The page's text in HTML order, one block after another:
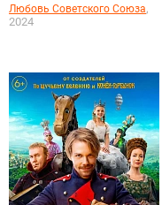
Любовь Советского Союза,
2024